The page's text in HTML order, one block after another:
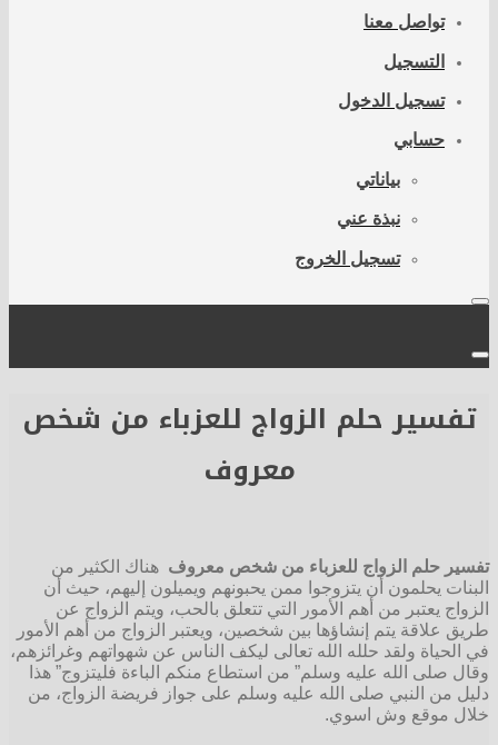
تواصل معنا
التسجيل
تسجيل الدخول
حسابي
بياناتي
نبذة عني
تسجيل الخروج
تفسير حلم الزواج للعزباء من شخص
معروف
تفسير حلم الزواج للعزباء من شخص معروف هناك الكثير من
البنات يحلمون أن يتزوجوا ممن يحبونهم ويميلون إليهم، حيث أن
الزواج يعتبر من أهم الأمور التي تتعلق بالحب، ويتم الزواج عن
طريق علاقة يتم إنشاؤها بين شخصين، ويعتبر الزواج من أهم الأمور
في الحياة ولقد حلله الله تعالى ليكف الناس عن شهواتهم وغرائزهم،
وقال صلى الله عليه وسلم” من استطاع منكم الباءة فليتزوج” هذا
دليل من النبي صلى الله عليه وسلم على جواز فريضة الزواج، من
خلال موقع وش اسوي.